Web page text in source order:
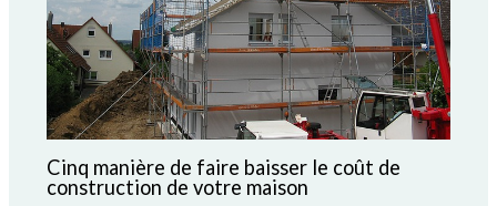
Cinq manière de faire baisser le coût de
construction de votre maison